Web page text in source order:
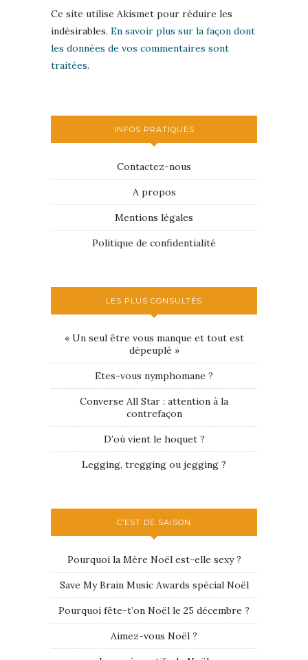
Ce site utilise Akismet pour réduire les
indésirables. En savoir plus sur la façon dont
les données de vos commentaires sont
traitées.
INFOS PRATIQUES
Contactez-nous
A propos
Mentions légales
Politique de confidentialité
LES PLUS CONSULTÉS
« Un seul être vous manque et tout est
dépeuplé »
Etes-vous nymphomane ?
Converse All Star : attention à la
contrefaçon
D’où vient le hoquet ?
Legging, tregging ou jegging ?
C’EST DE SAISON
Pourquoi la Mère Noël est-elle sexy ?
Save My Brain Music Awards spécial Noël
Pourquoi fête-t’on Noël le 25 décembre ?
Aimez-vous Noël ?